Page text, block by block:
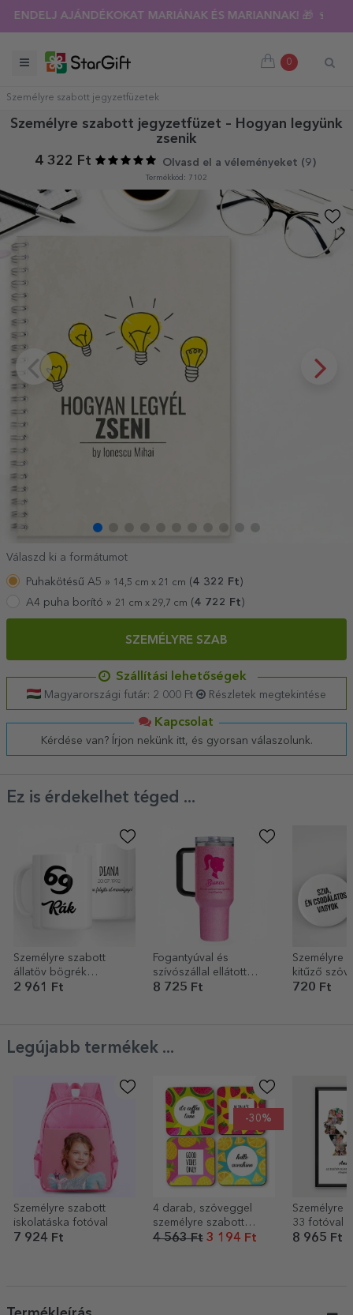
RENDELJ AJÁNDÉKOKAT MARIÁNAK ÉS MARIANNAK! 🎁 🍷
0
Személyre szabott jegyzetfüzetek
Személyre szabott jegyzetfüzet – Hogyan legyünk
zsenik
4 322 Ft
Olvasd el a véleményeket (9 )
Termékkód: 7102
Válaszd ki a formátumot
Puhakötésű A5 » 14,5 cm x 21 cm (4 322 Ft )
A4 puha borító » 21 cm x 29,7 cm (4 722 Ft)
SZEMÉLYRE SZAB
Szállítási lehetőségek
Magyarországi futár: 2 000 Ft Részletek megtekintése
Kapcsolat
Kérdése van? Írjon nekünk itt, és gyorsan válaszolunk.
Ez is érdekelhet téged ...
Személyre szabott
állatöv bögrék
szöveggel - Rák
2 961 Ft
Fogantyúval és
szívószállal ellátott
termosz bögre,
8 725 Ft
Személyre
kitűző
720 Ft
Legújabb termékek ...
Személyre szabott
iskolatáska fotóval
7 924 Ft
-30%
4 darab, szöveggel
személyre szabott
pohártartó szett –
4 563 Ft3 194 Ft
Személyre
33 fotóval
szöveggel
8 965 Ft